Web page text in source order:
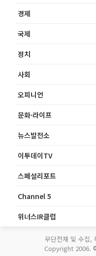
경제
국제
정치
사회
오피니언
문화·라이프
뉴스발전소
이투데이TV
스페셜리포트
Channel 5
위너스IR클럽
무단전재 및 수집,
Copyright 2006.